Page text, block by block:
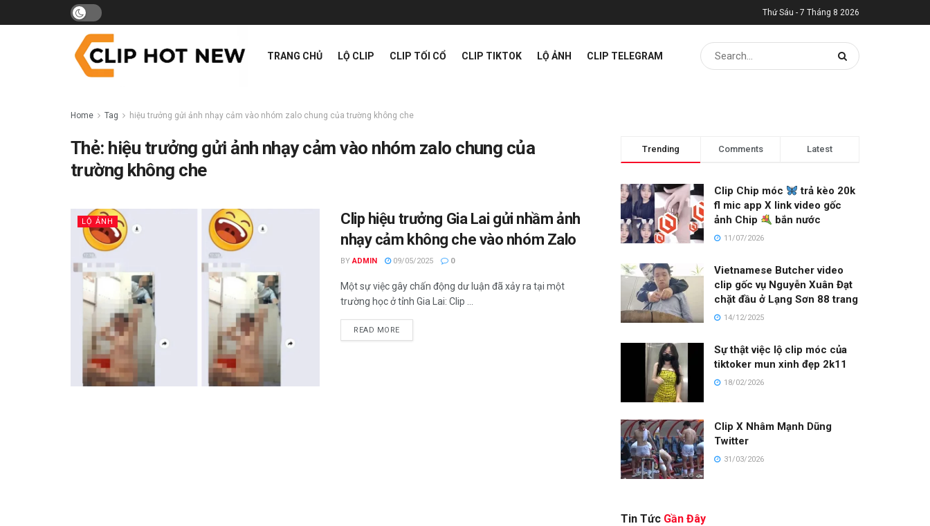
Thứ Sáu - 7 Tháng 8 2026
TRANG CHỦ LỘ CLIP CLIP TỐI CỔ CLIP TIKTOK LỘ ẢNH CLIP TELEGRAM
Home Tag hiệu trưởng gửi ảnh nhạy cảm vào nhóm zalo chung của trường không che
Thẻ: hiệu trưởng gửi ảnh nhạy cảm vào nhóm zalo chung của
trường không che
LỘ ẢNH
Clip hiệu trưởng Gia Lai gửi nhầm ảnh
nhạy cảm không che vào nhóm Zalo
BY ADMIN 09/05/2025 0
Một sự việc gây chấn động dư luận đã xảy ra tại một
trường học ở tỉnh Gia Lai: Clip ...
READ MORE
Trending Comments Latest
Clip Chip móc
trả kèo 20k
fl mic app X link video gốc
ảnh Chip
bắn nước
11/07/2026
Vietnamese Butcher video
clip gốc vụ Nguyễn Xuân Đạt
chặt đầu ở Lạng Sơn 88 trang
14/12/2025
Sự thật việc lộ clip móc của
tiktoker mun xinh đẹp 2k11
18/02/2026
Clip X Nhâm Mạnh Dũng
Twitter
31/03/2026
Tin Tức Gần Đây